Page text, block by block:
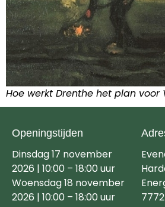
Hoe werkt Drenthe het plan voor
Openingstijden
Dinsdag 17 november
2026 | 10:00 – 18:00 uur
Woensdag 18 november
2026 | 10:00 – 18:00 uur